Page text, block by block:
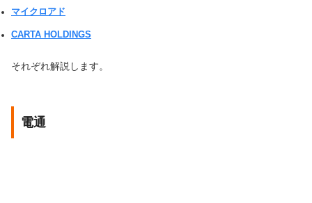
マイクロアド
CARTA HOLDINGS
それぞれ解説します。
電通